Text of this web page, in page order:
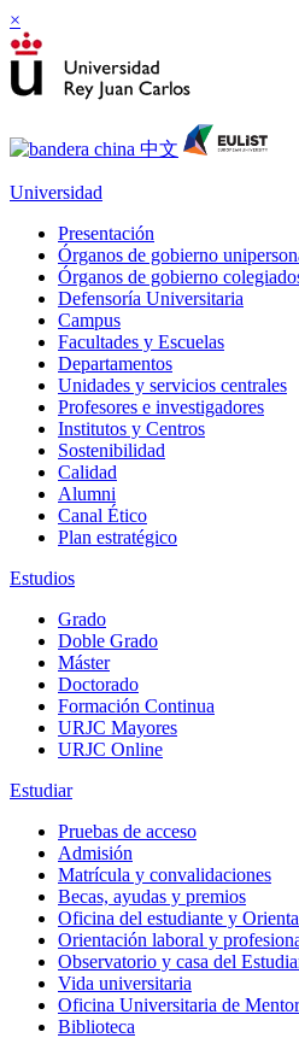
×
Universidad
Presentación
Órganos de gobierno
Órganos de gobierno
Defensoría Universitaria
Campus
Facultades y Escuelas
Departamentos
Unidades y servicios centrales
Profesores e investigadores
Institutos y Centros
Sostenibilidad
Calidad
Alumni
Canal Ético
Plan estratégico
Estudios
Grado
Doble Grado
Máster
Doctorado
Formación Continua
URJC Mayores
URJC Online
Estudiar
Pruebas de acceso
Admisión
Matrícula y convalidaciones
Becas, ayudas y premios
Oficina del estudiante y
Orientación laboral y
Observatorio y casa del
Vida universitaria
Oficina Universitaria de
Biblioteca